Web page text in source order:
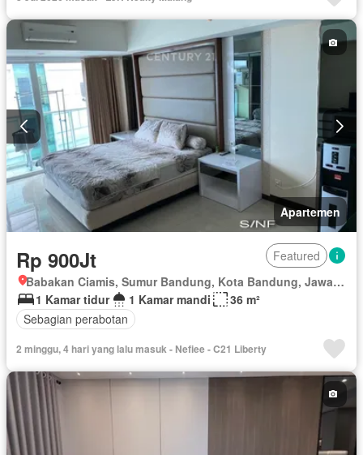
Apartemen
Rp 900Jt
Featured
Babakan Ciamis, Sumur Bandung, Kota Bandung, Jawa Barat
1 Kamar tidur
1 Kamar mandi
36 m²
Sebagian perabotan
2 minggu, 4 hari yang lalu masuk - Nefiee - C21 Liberty